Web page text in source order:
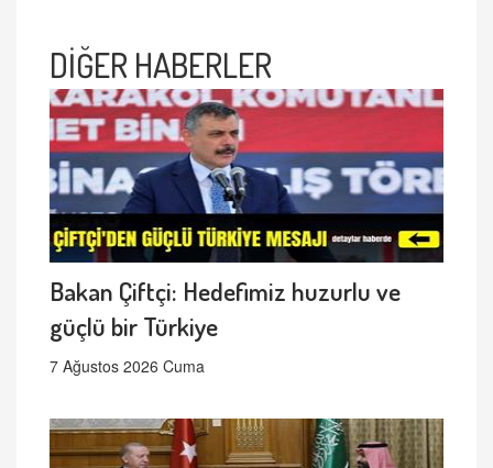
DİĞER HABERLER
Bakan Çiftçi: Hedefimiz huzurlu ve
güçlü bir Türkiye
7 Ağustos 2026 Cuma